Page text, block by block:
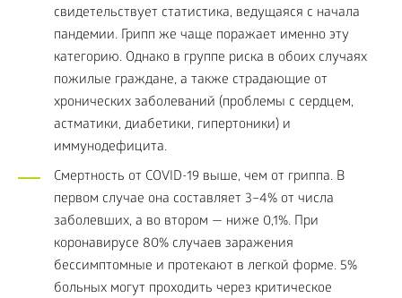
свидетельствует статистика, ведущаяся с начала
пандемии. Грипп же чаще поражает именно эту
категорию. Однако в группе риска в обоих случаях
пожилые граждане, а также страдающие от
хронических заболеваний (проблемы с сердцем,
астматики, диабетики, гипертоники) и
иммунодефицита.
Смертность от COVID-19 выше, чем от гриппа. В
первом случае она составляет 3–4% от числа
заболевших, а во втором — ниже 0,1%. При
коронавирусе 80% случаев заражения
бессимптомные и протекают в легкой форме. 5%
больных могут проходить через критическое